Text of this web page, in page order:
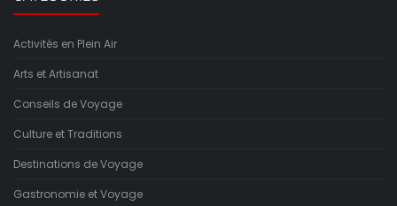
Activités en Plein Air
Arts et Artisanat
Conseils de Voyage
Culture et Traditions
Destinations de Voyage
Gastronomie et Voyage